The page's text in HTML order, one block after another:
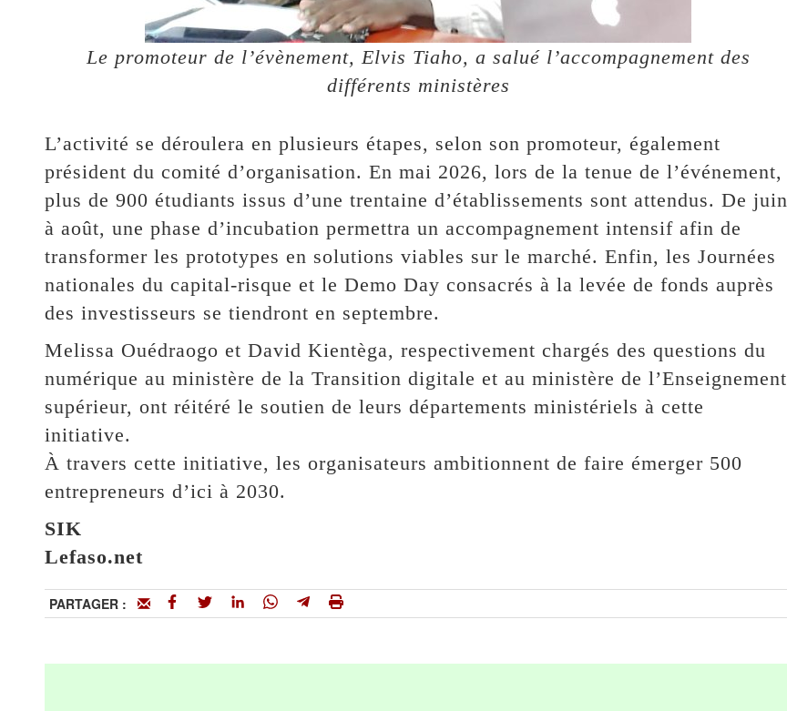
Le promoteur de l’évènement, Elvis Tiaho, a salué l’accompagnement des
différents ministères
L’activité se déroulera en plusieurs étapes, selon son promoteur, également
président du comité d’organisation. En mai 2026, lors de la tenue de l’événement,
plus de 900 étudiants issus d’une trentaine d’établissements sont attendus. De juin
à août, une phase d’incubation permettra un accompagnement intensif afin de
transformer les prototypes en solutions viables sur le marché. Enfin, les Journées
nationales du capital-risque et le Demo Day consacrés à la levée de fonds auprès
des investisseurs se tiendront en septembre.
Melissa Ouédraogo et David Kientèga, respectivement chargés des questions du
numérique au ministère de la Transition digitale et au ministère de l’Enseignement
supérieur, ont réitéré le soutien de leurs départements ministériels à cette
initiative.
À travers cette initiative, les organisateurs ambitionnent de faire émerger 500
entrepreneurs d’ici à 2030.
SIK
Lefaso.net
PARTAGER :